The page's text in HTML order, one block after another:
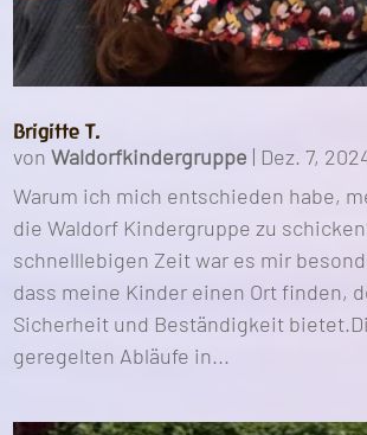
Brigitte T.
vonWaldorfkindergruppe | Dez. 7,
Warum ich mich entschieden habe,
die Waldorf Kindergruppe zu
schnelllebigen Zeit war es mir
dass meine Kinder einen Ort finden,
Sicherheit und Beständigkeit
geregelten Abläufe in...